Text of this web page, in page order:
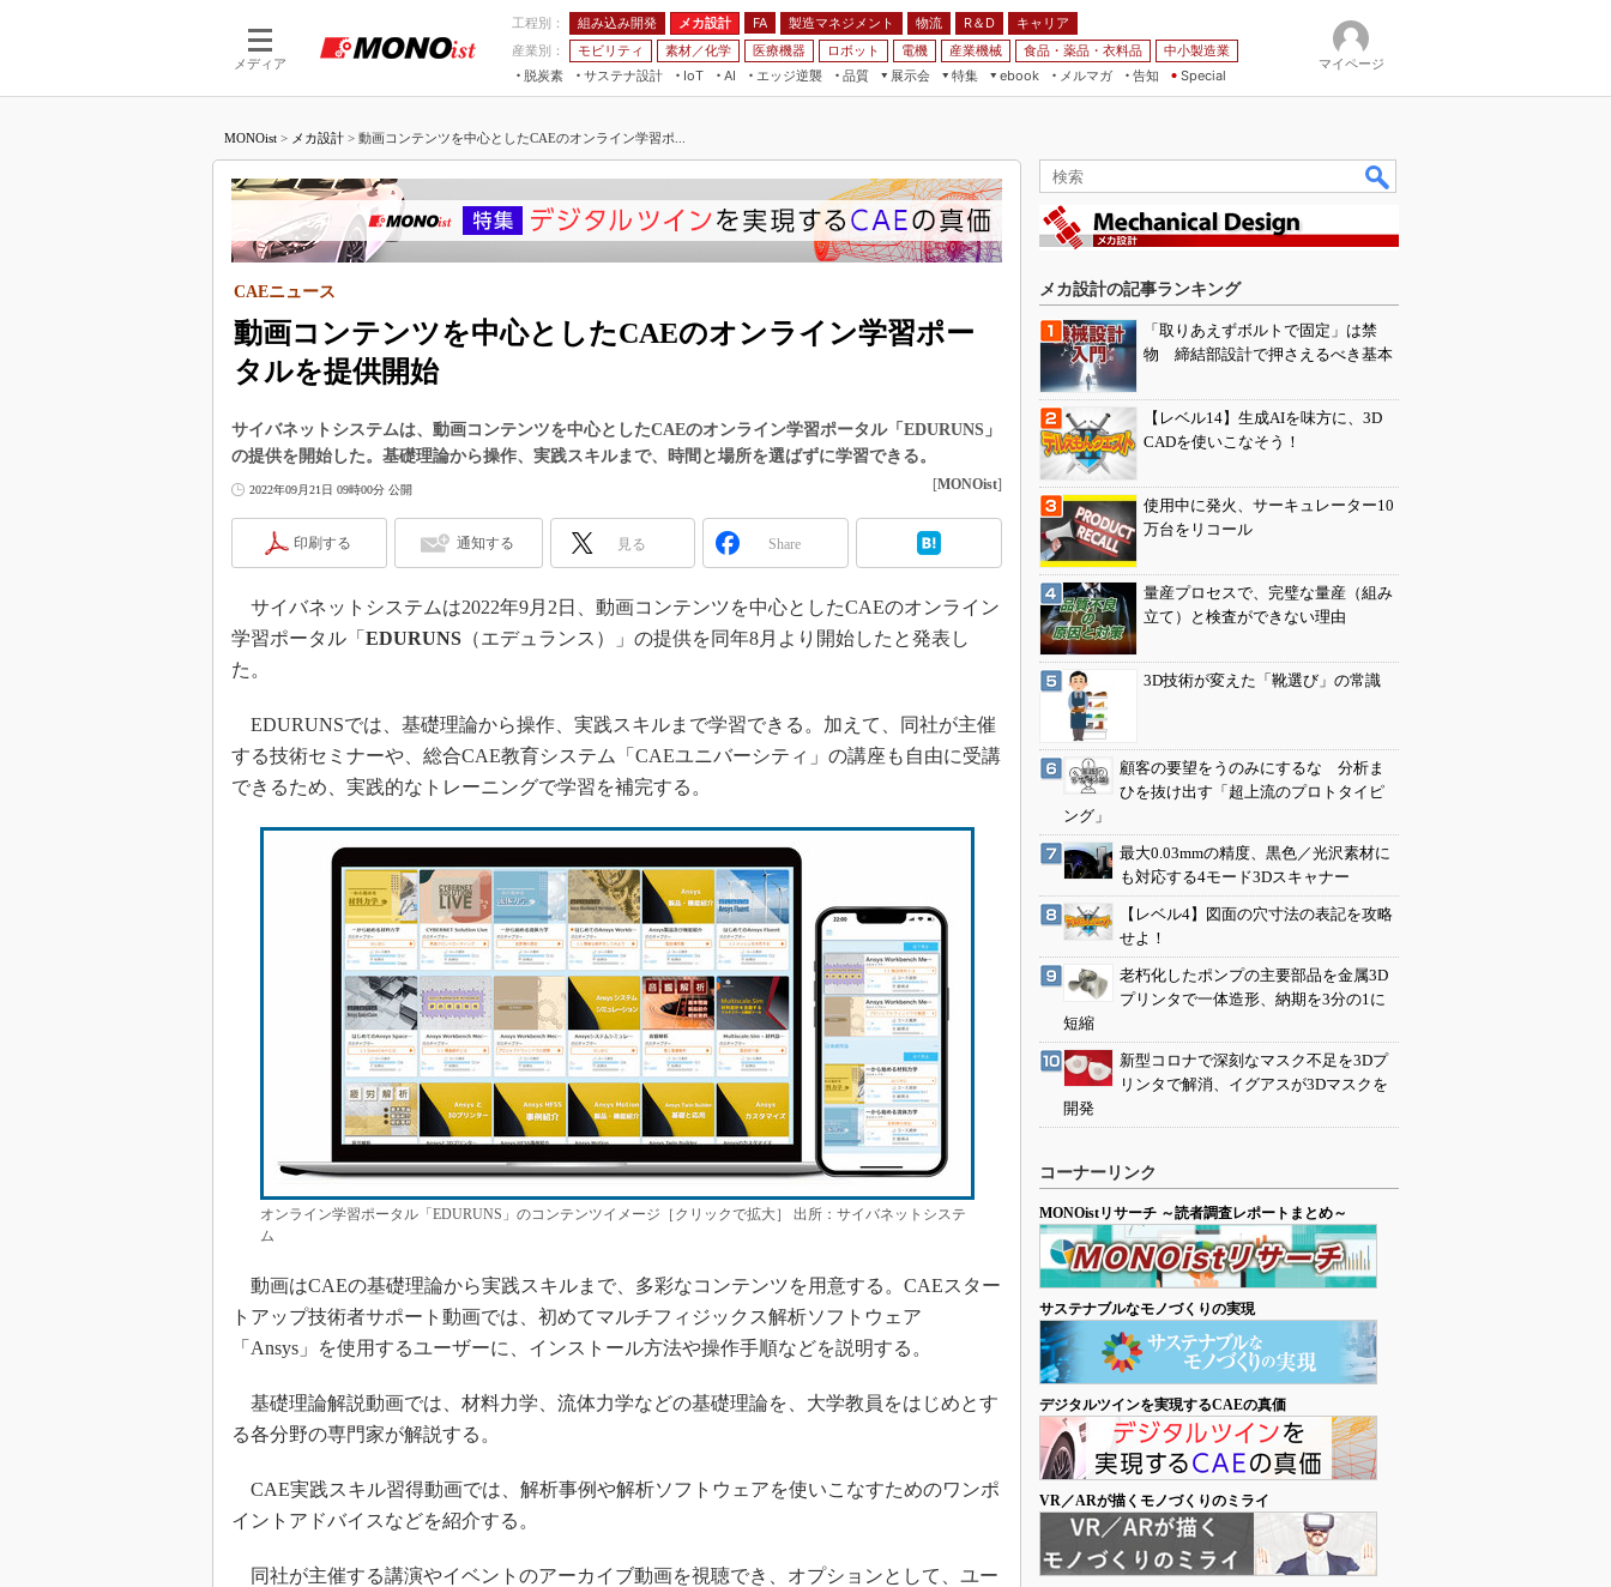
メディア
工程別： 組み込み開発 メカ設計 FA 製造マネジメント 物流 R＆D
キャリア
産業別：
モビリティ 素材／化学 医療機器 ロボット 電機 産業機械 食品・薬品・衣料品
中小製造業
脱炭素
サステナ設計
IoT
つながる工場
つながるサービス
AI
AI×設備保全
Physical AI
エッジ逆襲 品質
展示会
JIMTOF
組込み/エッジ コンピューティング
IIFES
国際ロボット展
TECHNO-FRONTIER
EdgeTech+
AUTOMOTIVE WORLD
産業オープンネット展
特集
5G
VR／AR
フィールドサービス
組み込み画像技術
車載ソフト開発
3Dプリンタ
S＆OP
製造業ビッグデータ
メイドインジャパン
海外生産
グローバル設計・開発
制御セキュリティ
新型コロナへの対応
ebook
製造マネジメント
FA
モビリティ
メルマガ
告知 Special
マイページ
MONOist > メカ設計 > 動画コンテンツを中心としたCAEのオンライン学習ポ...
動画コンテンツを中心としたCAEのオンライン学習ポー
タルを提供開始
CAEニュース
サイバネットシステムは、動画コンテンツを中心としたCAEのオンライン学習ポータル「EDURUNS」
の提供を開始した。基礎理論から操作、実践スキルまで、時間と場所を選ばずに学習できる。
2022年09月21日 09時00分 公開 [MONOist]
印刷する 通知する 見る Share
サイバネットシステムは2022年9月2日、動画コンテンツを中心としたCAEのオンライン
学習ポータル「 EDURUNS （エデュランス）」の提供を同年8月より開始したと発表し
た。
EDURUNSでは、基礎理論から操作、実践スキルまで学習できる。加えて、同社が主催
する技術セミナーや、総合CAE教育システム「CAEユニバーシティ」の講座も自由に受講
できるため、実践的なトレーニングで学習を補完する。
オンライン学習ポータル「EDURUNS」のコンテンツイメージ［クリックで拡大］ 出所：サイバネットシステ
ム
動画はCAEの基礎理論から実践スキルまで、多彩なコンテンツを用意する。CAEスター
トアップ技術者サポート動画では、初めてマルチフィジックス解析ソフトウェア
「Ansys」を使用するユーザーに、インストール方法や操作手順などを説明する。
基礎理論解説動画では、材料力学、流体力学などの基礎理論を、大学教員をはじめとす
る各分野の専門家が解説する。
CAE実践スキル習得動画では、解析事例や解析ソフトウェアを使いこなすためのワンポ
イントアドバイスなどを紹介する。
同社が主催する講演やイベントのアーカイブ動画を視聴でき、オプションとして、ユー
メカ設計の記事ランキング
「取りあえずボルトで固定」は禁
物 締結部設計で押さえるべき基本
【レベル14】生成AIを味方に、3D
CADを使いこなそう！
使用中に発火、サーキュレーター10
万台をリコール
量産プロセスで、完璧な量産（組み
立て）と検査ができない理由
3D技術が変えた「靴選び」の常識
顧客の要望をうのみにするな 分析ま
ひを抜け出す「超上流のプロトタイピ
ング」
最大0.03mmの精度、黒色／光沢素材に
も対応する4モード3Dスキャナー
【レベル4】図面の穴寸法の表記を攻略
せよ！
老朽化したポンプの主要部品を金属3D
プリンタで一体造形、納期を3分の1に
短縮
新型コロナで深刻なマスク不足を3Dプ
リンタで解消、イグアスが3Dマスクを
開発
コーナーリンク
MONOistリサーチ ～読者調査レポートまとめ～
サステナブルなモノづくりの実現
デジタルツインを実現するCAEの真価
VR／ARが描くモノづくりのミライ